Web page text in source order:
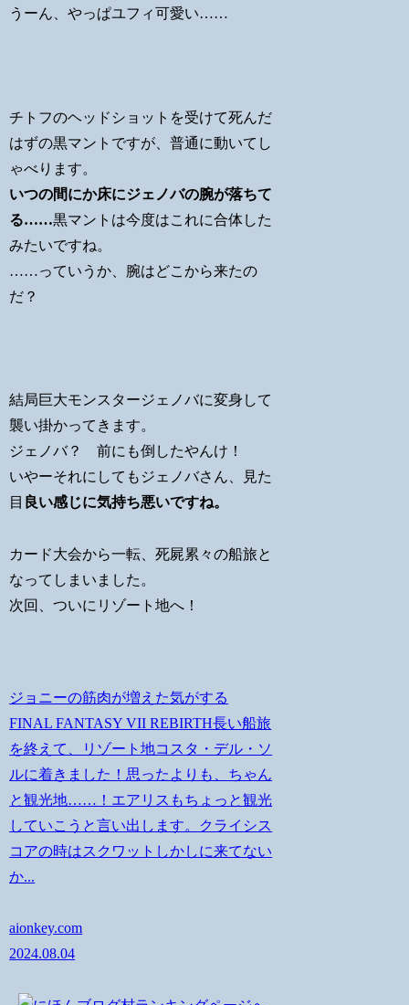
うーん、やっぱユフィ可愛い……
チトフのヘッドショットを受けて死んだ
はずの黒マントですが、普通に動いてし
ゃべります。
いつの間にか床にジェノバの腕が落ちて
る……黒マントは今度はこれに合体した
みたいですね。
……っていうか、腕はどこから来たの
だ？
結局巨大モンスタージェノバに変身して
襲い掛かってきます。
ジェノバ？ 前にも倒したやんけ！
いやーそれにしてもジェノバさん、見た
目 良い感じに気持ち悪いですね。
カード大会から一転、死屍累々の船旅と
なってしまいました。
次回、ついにリゾート地へ！
ジョニーの筋肉が増えた気がする
FINAL FANTASY VII REBIRTH長い船旅
を終えて、リゾート地コスタ・デル・ソ
ルに着きました！思ったよりも、ちゃん
と観光地……！エアリスもちょっと観光
していこうと言い出します。クライシス
コアの時はスクワットしかしに来てない
か...
aionkey.com
2024.08.04